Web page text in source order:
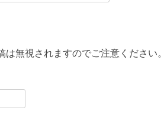
は無視されますのでご注意ください。